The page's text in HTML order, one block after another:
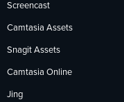
Screencast
Camtasia Assets
Snagit Assets
Camtasia Online
Jing